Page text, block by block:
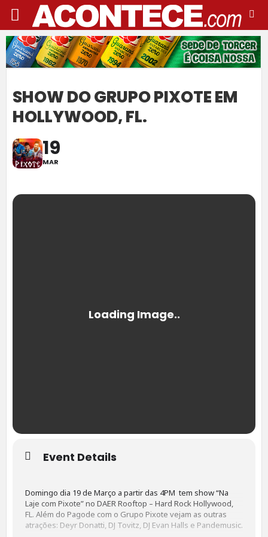
SHOW DO GRUPO PIXOTE EM
HOLLYWOOD, FL.
19
MAR
Event Details
Domingo dia 19 de Março a partir das 4PM tem show “Na
Laje com Pixote” no DAER Rooftop – Hard Rock Hollywood,
FL. Além do Pagode com o Grupo Pixote vejam as outras
atrações: Deyr Donatti, DJ Tovitz, DJ Evan Halls e Pandemusic.